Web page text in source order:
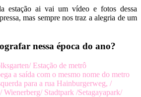
estação ai vai um vídeo e fotos dessa
mas sempre nos traz a alegria de um
nessa época do ano?
Estação de metrô
a saída com o mesmo nome do metro
para a rua Hainburgerweg, /
Stadtpark /Setagayapark/